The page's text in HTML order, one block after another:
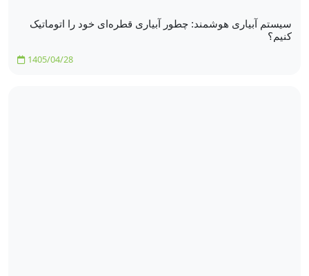
سیستم آبیاری هوشمند: چطور آبیاری قطره‌ای خود را اتوماتیک
کنیم؟
1405/04/28